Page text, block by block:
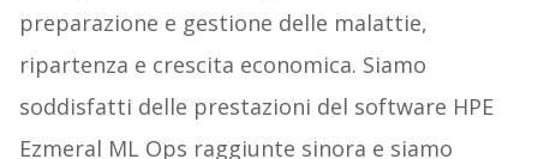
preparazione e gestione delle malattie,
ripartenza e crescita economica. Siamo
soddisfatti delle prestazioni del software HPE
Ezmeral ML Ops raggiunte sinora e siamo